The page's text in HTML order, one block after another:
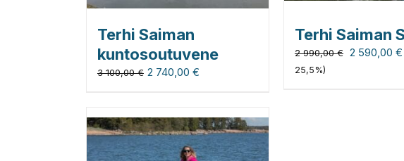
Terhi Saiman
kuntosoutuvene
3 100,00€ 2 740,00 €
Terhi Saiman
2 990,00€ 2 590,00 €
25,5%)